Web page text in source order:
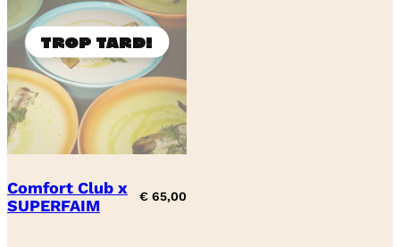
Comfort Club x
SUPERFAIM
€ 65,00